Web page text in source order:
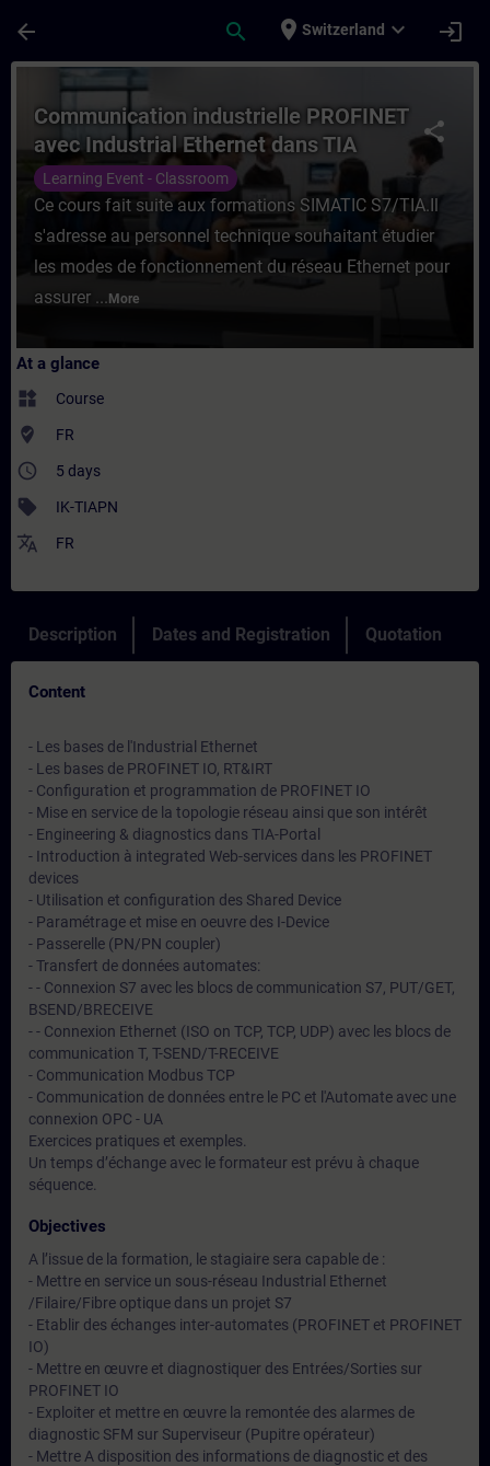
arrow_back search place Switzerland expand_more login
Course - Communication industrielle
share
Communication industrielle PROFINET
avec Industrial Ethernet dans TIA
PORTAL
Learning Event - Classroom
Ce cours fait suite aux formations SIMATIC S7/TIA.Il
s'adresse au personnel technique souhaitant étudier
les modes de fonctionnement du réseau Ethernet pour
assurer ... More
At a glance
widgets Course
where_to_vote FR
access_time 5 days
sell IK-TIAPN
translate FR
Description Dates and Registration Quotation
Content
- Les bases de l'Industrial Ethernet
- Les bases de PROFINET IO, RT&IRT
- Configuration et programmation de PROFINET IO
- Mise en service de la topologie réseau ainsi que son intérêt
- Engineering & diagnostics dans TIA-Portal
- Introduction à integrated Web-services dans les PROFINET
devices
- Utilisation et configuration des Shared Device
- Paramétrage et mise en oeuvre des I-Device
- Passerelle (PN/PN coupler)
- Transfert de données automates:
- - Connexion S7 avec les blocs de communication S7, PUT/GET,
BSEND/BRECEIVE
- - Connexion Ethernet (ISO on TCP, TCP, UDP) avec les blocs de
communication T, T-SEND/T-RECEIVE
- Communication Modbus TCP
- Communication de données entre le PC et l'Automate avec une
connexion OPC - UA
Exercices pratiques et exemples.
Un temps d’échange avec le formateur est prévu à chaque
séquence.
Objectives
A l’issue de la formation, le stagiaire sera capable de :
- Mettre en service un sous-réseau Industrial Ethernet
/Filaire/Fibre optique dans un projet S7
- Etablir des échanges inter-automates (PROFINET et PROFINET
IO)
- Mettre en œuvre et diagnostiquer des Entrées/Sorties sur
PROFINET IO
- Exploiter et mettre en œuvre la remontée des alarmes de
diagnostic SFM sur Superviseur (Pupitre opérateur)
- Mettre A disposition des informations de diagnostic et des